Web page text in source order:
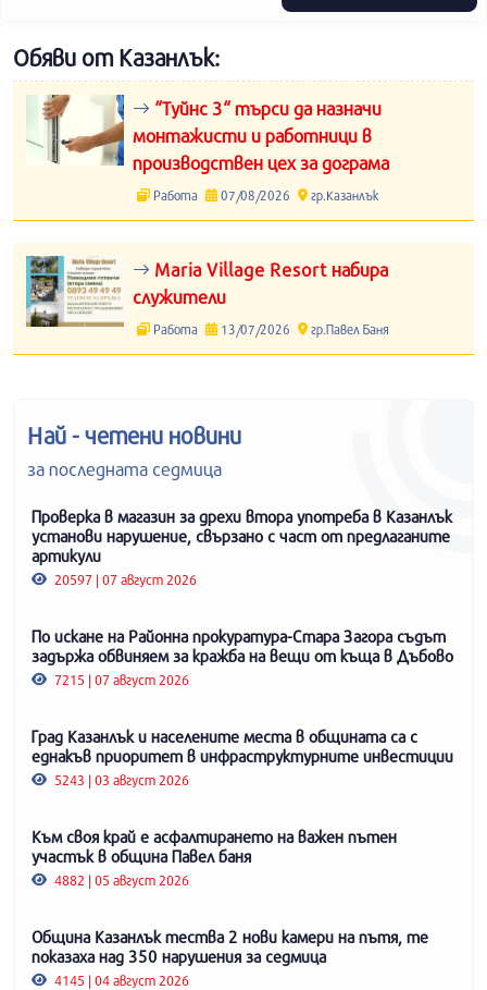
Обяви от Казанлък:
“Туйнс 3“ търси да назначи
монтажисти и работници в
производствен цех за дограма
Работа 07/08/2026 гр.Казанлък
Maria Village Resort набира
служители
Работа 13/07/2026 гр.Павел Баня
Най - четени новини
за последната седмица
Проверка в магазин за дрехи втора употреба в Казанлък
установи нарушение, свързано с част от предлаганите
артикули
20597 | 07 август 2026
По искане на Районна прокуратура-Стара Загора съдът
задържа обвиняем за кражба на вещи от къща в Дъбово
7215 | 07 август 2026
Град Казанлък и населените места в общината са с
еднакъв приоритет в инфраструктурните инвестиции
5243 | 03 август 2026
Към своя край е асфалтирането на важен пътен
участък в община Павел баня
4882 | 05 август 2026
Община Казанлък тества 2 нови камери на пътя, те
показаха над 350 нарушения за седмица
4145 | 04 август 2026